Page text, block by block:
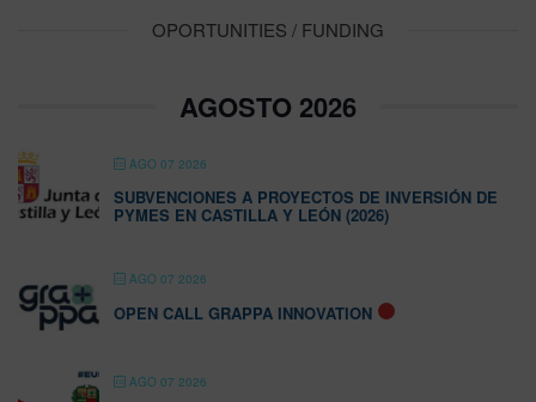
OPORTUNITIES / FUNDING
AGOSTO 2026
AGO 07 2026
SUBVENCIONES A PROYECTOS DE INVERSIÓN DE
PYMES EN CASTILLA Y LEÓN (2026)
AGO 07 2026
OPEN CALL GRAPPA INNOVATION
AGO 07 2026